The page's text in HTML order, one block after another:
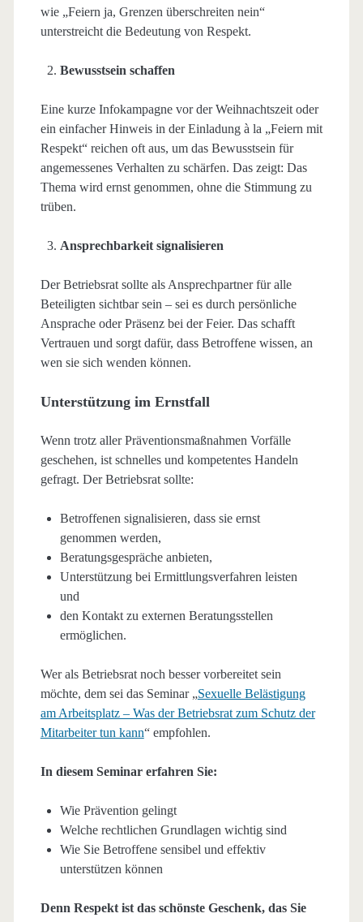
wie „Feiern ja, Grenzen überschreiten nein“
unterstreicht die Bedeutung von Respekt.
Bewusstsein schaffen
Eine kurze Infokampagne vor der Weihnachtszeit oder
ein einfacher Hinweis in der Einladung à la „Feiern mit
Respekt“ reichen oft aus, um das Bewusstsein für
angemessenes Verhalten zu schärfen. Das zeigt: Das
Thema wird ernst genommen, ohne die Stimmung zu
trüben.
Ansprechbarkeit signalisieren
Der Betriebsrat sollte als Ansprechpartner für alle
Beteiligten sichtbar sein – sei es durch persönliche
Ansprache oder Präsenz bei der Feier. Das schafft
Vertrauen und sorgt dafür, dass Betroffene wissen, an
wen sie sich wenden können.
Unterstützung im Ernstfall
Wenn trotz aller Präventionsmaßnahmen Vorfälle
geschehen, ist schnelles und kompetentes Handeln
gefragt. Der Betriebsrat sollte:
Betroffenen signalisieren, dass sie ernst
genommen werden,
Beratungsgespräche anbieten,
Unterstützung bei Ermittlungsverfahren leisten
und
den Kontakt zu externen Beratungsstellen
ermöglichen.
Wer als Betriebsrat noch besser vorbereitet sein
möchte, dem sei das Seminar „Sexuelle Belästigung
am Arbeitsplatz – Was der Betriebsrat zum Schutz der
Mitarbeiter tun kann“ empfohlen.
In diesem Seminar erfahren Sie:
Wie Prävention gelingt
Welche rechtlichen Grundlagen wichtig sind
Wie Sie Betroffene sensibel und effektiv
unterstützen können
Denn Respekt ist das schönste Geschenk, das Sie